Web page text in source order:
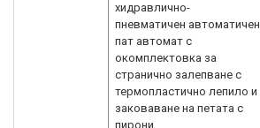
хидравлично-
пневматичен автоматичен
пат автомат с
окомплектовка за
странично залепване с
термопластично лепило и
заковаване на петата с
пирони